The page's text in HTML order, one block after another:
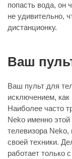
попасть вода, он
не удивительно,
дистанционку.
Ваш
Ваш пульт для
исключением, как
Наиболее часто
Neko именно
телевизора
своей техники.
работает